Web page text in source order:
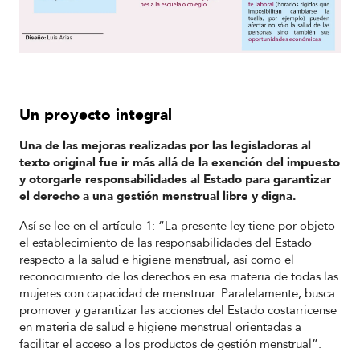
Un proyecto integral
Una de las mejoras realizadas por las legisladoras al
texto original fue ir más allá de la exención del impuesto
y otorgarle responsabilidades al Estado para garantizar
el derecho a una gestión menstrual libre y digna.
Así se lee en el artículo 1: “La presente ley tiene por objeto
el establecimiento de las responsabilidades del Estado
respecto a la salud e higiene menstrual, así como el
reconocimiento de los derechos en esa materia de todas las
mujeres con capacidad de menstruar. Paralelamente, busca
promover y garantizar las acciones del Estado costarricense
en materia de salud e higiene menstrual orientadas a
facilitar el acceso a los productos de gestión menstrual”.